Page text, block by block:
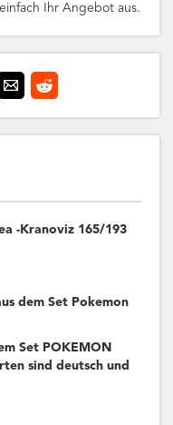
Ihr Angebot aus.
-Kranoviz 165/193
dem Set Pokemon
Set POKEMON
sind deutsch und